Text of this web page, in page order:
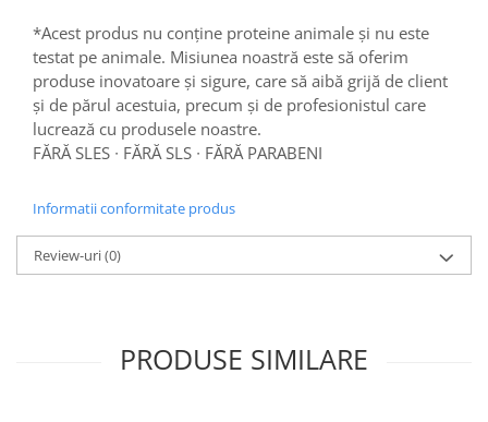
*Acest produs nu conține proteine animale și nu este
testat pe animale. Misiunea noastră este să oferim
produse inovatoare și sigure, care să aibă grijă de client
și de părul acestuia, precum și de profesionistul care
lucrează cu produsele noastre.
FĂRĂ SLES ∙ FĂRĂ SLS ∙ FĂRĂ PARABENI
Informatii conformitate produs
Review-uri(0)
PRODUSE SIMILARE